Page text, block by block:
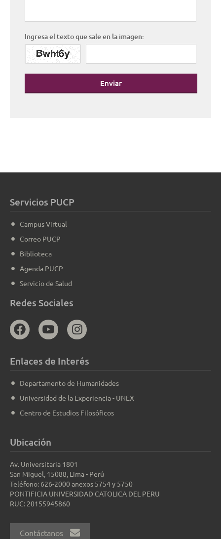
Ingresa el texto que sale en la imagen:
Enviar
Servicios PUCP
Campus Virtual
Correo PUCP
Biblioteca
Agenda PUCP
Servicio de Salud
Redes Sociales
Enlaces de Interés
Departamento de Humanidades
Universidad de la Experiencia - UNEX
Centro de Estudios Filosóficos
Ubicación
Av. Universitaria 1801
San Miguel, 15088, Lima - Perú
Teléfono: 626-2000 anexos 5754 y 5750
PONTIFICIA UNIVERSIDAD CATOLICA DEL PERU
RUC: 20155945860
Contáctanos